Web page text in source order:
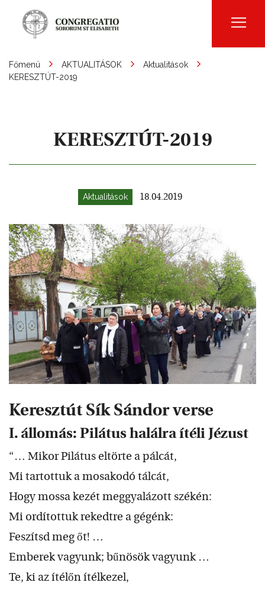
Főmenü AKTUALITÁSOK
Aktualitások
KERESZTÚT-2019
KERESZTÚT-2019
Aktualitások 18.04.2019
Keresztút Sík Sándor verse
I. állomás: Pilátus halálra ítéli Jézust
“… Mikor Pilátus eltörte a pálcát,
Mi tartottuk a mosakodó tálcát,
Hogy mossa kezét meggyalázott székén:
Mi ordítottuk rekedtre a gégénk:
Feszítsd meg őt! …
Emberek vagyunk; bűnösök vagyunk …
Te, ki az ítélőn ítélkezel,